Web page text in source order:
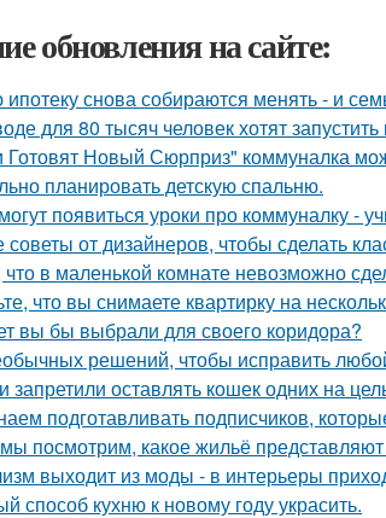
обновления на сайте:
снова собираются менять - и
для 80 тысяч человек хотят запустить
Готовят Новый Сюрприз" коммуналка
планировать детскую спальню.
появиться уроки про коммуналку -
советы от дизайнеров, чтобы сделать
что в маленькой комнате невозможно
что вы снимаете квартирку на
вы бы выбрали для своего коридора?
решений, чтобы исправить
оставлять кошек одних на
подготавливать подписчиков,
посмотрим, какое жильё
выходит из моды - в интерьеры
способ кухню к новому году украсить.